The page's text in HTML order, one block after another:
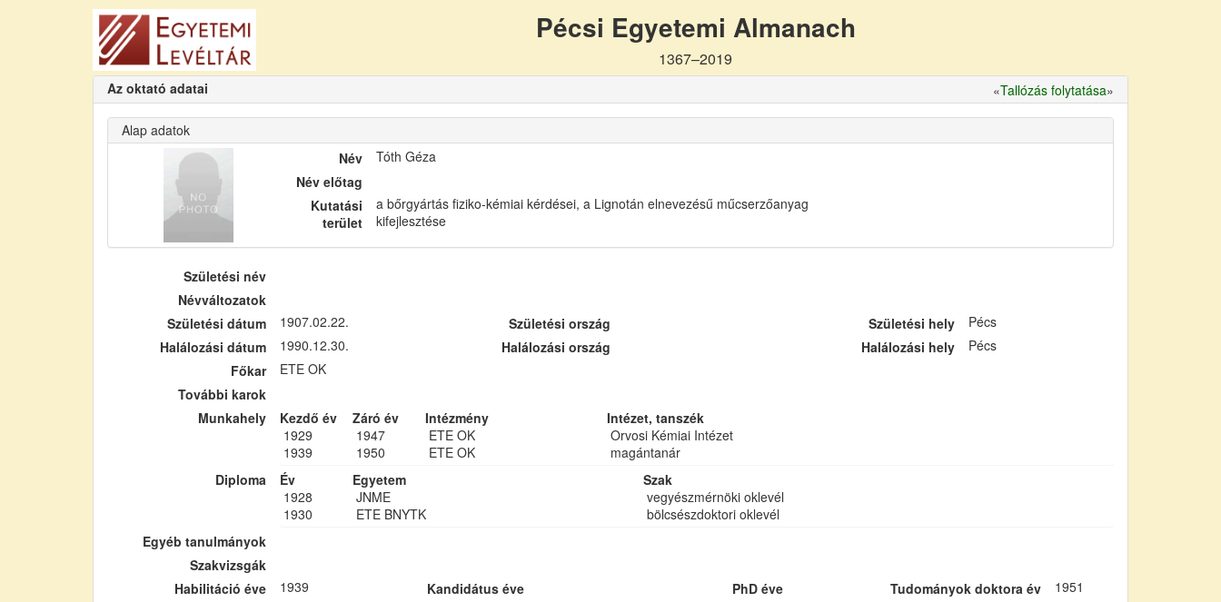
Pécsi Egyetemi Almanach
1367–2019
Az oktató adatai «Tallózás folytatása»
Alap adatok
Név
Tóth Géza
Név előtag
Kutatási
terület
a bőrgyártás fiziko-kémiai kérdései, a Lignotán elnevezésű műcserzőanyag
kifejlesztése
Születési név
Névváltozatok
Születési dátum
1907.02.22. Születési ország Születési hely
Pécs
Halálozási dátum
1990.12.30. Halálozási ország Halálozási hely
Pécs
Főkar
ETE OK
További karok
Munkahely
Kezdő év Záró év Intézmény
Intézet, tanszék
1929
1947 ETE OK
Orvosi Kémiai Intézet
1939
1950 ETE OK
magántanár
Diploma
Év Egyetem
Szak
1928
JNME
vegyészmérnöki oklevél
1930
ETE BNYTK
bölcsészdoktori oklevél
Egyéb tanulmányok
Szakvizsgák
Habilitáció éve
1939 Kandidátus éve PhD éve Tudományok doktora év
1951